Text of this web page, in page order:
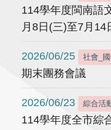
114學年度閩南語
月8日(三)至7月14
2026/06/25 社會_
期末團務會議
2026/06/23 綜合活
114學年度全市綜